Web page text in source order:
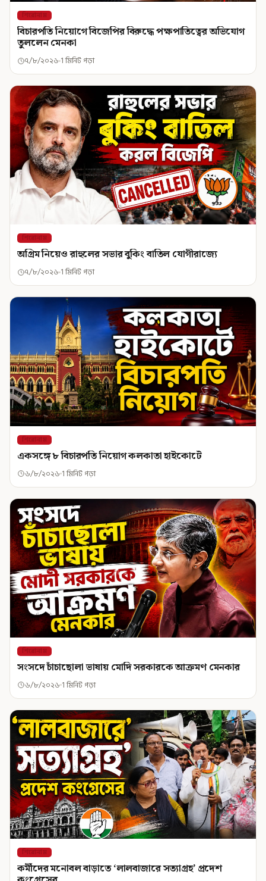
শিরোনাম
বিচারপতি নিয়োগে বিজেপির বিরুদ্ধে পক্ষপাতিত্বের অভিযোগ
তুললেন মেনকা
৭/৮/২০২৬ 1 মিনিট পড়া
শিরোনাম
অগ্রিম নিয়েও রাহুলের সভার বুকিং বাতিল যোগীরাজ্যে
৭/৮/২০২৬ 1 মিনিট পড়া
শিরোনাম
একসঙ্গে ৮ বিচারপতি নিয়োগ কলকাতা হাইকোর্টে
৬/৮/২০২৬ 1 মিনিট পড়া
শিরোনাম
সংসদে চাঁচাছোলা ভাষায় মোদি সরকারকে আক্রমণ মেনকার
৬/৮/২০২৬ 1 মিনিট পড়া
শিরোনাম
কর্মীদের মনোবল বাড়াতে ‘লালবাজারে সত্যাগ্রহ’ প্রদেশ